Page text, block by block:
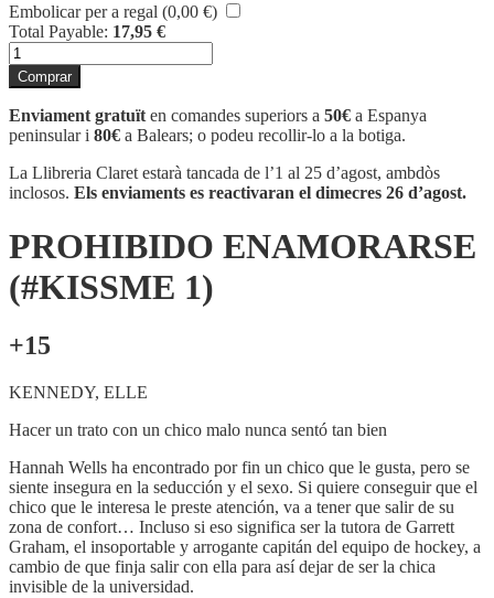
Embolicar per a regal (0,00 €)
Total Payable: 17,95 €
quantitat
de
PROHIBIDO
ENAMORARSE
(#KISSME
1)
Comprar
Enviament gratuït en comandes superiors a 50€ a Espanya
peninsular i 80€ a Balears; o podeu recollir-lo a la botiga.
La Llibreria Claret estarà tancada de l’1 al 25 d’agost, ambdòs
inclosos. Els enviaments es reactivaran el dimecres 26 d’agost.
PROHIBIDO ENAMORARSE
(#KISSME 1)
+15
KENNEDY, ELLE
Hacer un trato con un chico malo nunca sentó tan bien
Hannah Wells ha encontrado por fin un chico que le gusta, pero se
siente insegura en la seducción y el sexo. Si quiere conseguir que el
chico que le interesa le preste atención, va a tener que salir de su
zona de confort… Incluso si eso significa ser la tutora de Garrett
Graham, el insoportable y arrogante capitán del equipo de hockey, a
cambio de que finja salir con ella para así dejar de ser la chica
invisible de la universidad.